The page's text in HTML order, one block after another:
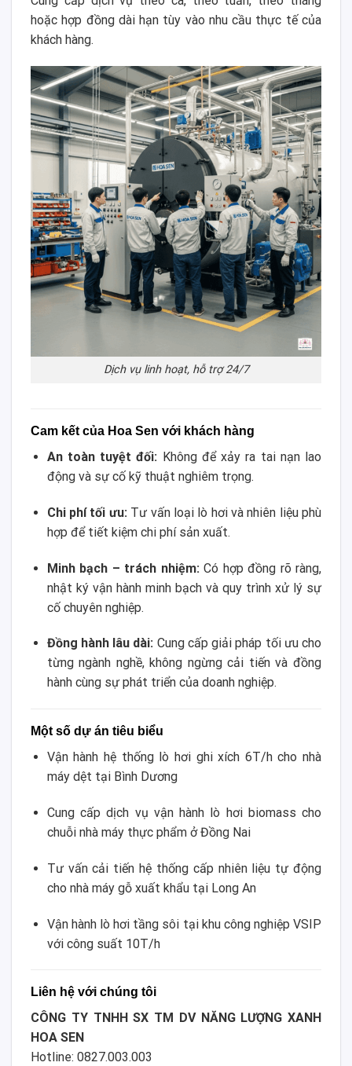
hoặc hợp đồng dài hạn tùy vào nhu cầu thực tế của
khách hàng.
Dịch vụ linh hoạt, hỗ trợ 24/7
Cam kết của Hoa Sen với khách hàng
An toàn tuyệt đối: Không để xảy ra tai nạn lao
động và sự cố kỹ thuật nghiêm trọng.
Chi phí tối ưu:Tư vấn loại lò hơi và nhiên liệu phù
hợp để tiết kiệm chi phí sản xuất.
Minh bạch – trách nhiệm: Có hợp đồng rõ ràng,
nhật ký vận hành minh bạch và quy trình xử lý sự
cố chuyên nghiệp.
Đồng hành lâu dài: Cung cấp giải pháp tối ưu cho
từng ngành nghề, không ngừng cải tiến và đồng
hành cùng sự phát triển của doanh nghiệp.
Một số dự án tiêu biểu
Vận hành hệ thống lò hơi ghi xích 6T/h cho nhà
máy dệt tại Bình Dương
Cung cấp dịch vụ vận hành lò hơi biomass cho
chuỗi nhà máy thực phẩm ở Đồng Nai
Tư vấn cải tiến hệ thống cấp nhiên liệu tự động
cho nhà máy gỗ xuất khẩu tại Long An
Vận hành lò hơi tầng sôi tại khu công nghiệp VSIP
với công suất 10T/h
Liên hệ với chúng tôi
CÔNG TY TNHH SX TM DV NĂNG LƯỢNG XANH
HOA SEN
Hotline: 0827.003.003